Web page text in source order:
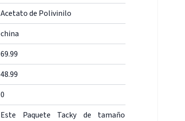
Acetato de Polivinilo
china
69.99
48.99
0
Este Paquete Tacky de tamaño